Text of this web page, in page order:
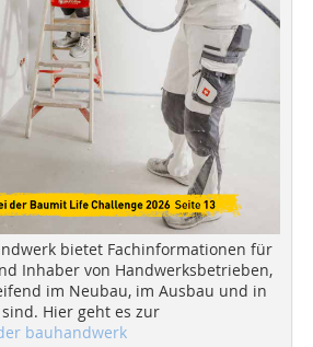
bietet Fachinformationen für
Inhaber von Handwerksbetrieben,
im Neubau, im Ausbau und in
Hier geht es zur
bauhandwerk